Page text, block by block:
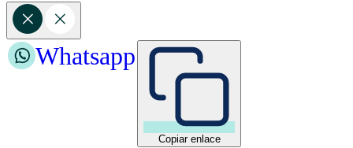
Copiar enlace
Whatsapp